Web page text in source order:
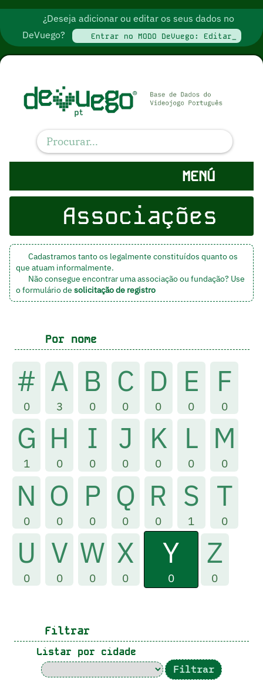
¿Deseja adicionar ou editar os seus dados no
DeVuego?
Entrar no MODO DeVuego: Editar_
MENÚ
Associações
Cadastramos tanto os legalmente constituídos quanto os
que atuam informalmente.
Não consegue encontrar uma associação ou fundação? Use
o formulário de solicitação de registro
Por nome
#
0
A
3
B
0
C
0
D
0
E
0
F
0
G
1
H
0
I
0
J
0
K
0
L
0
M
0
N
0
O
0
P
0
Q
0
R
0
S
1
T
0
U
0
V
0
W
0
X
0
Y
0
Z
0
Filtrar
Listar por cidade